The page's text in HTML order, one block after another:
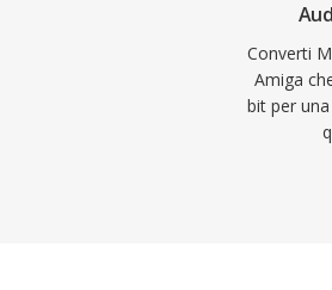
Converti
Amiga
bit per